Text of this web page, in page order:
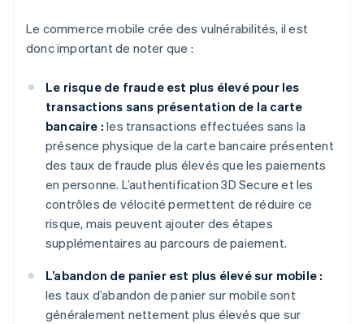
Le commerce mobile crée des vulnérabilités, il est
donc important de noter que :
Le risque de fraude est plus élevé pour les
transactions sans présentation de la carte
bancaire : les transactions effectuées sans la
présence physique de la carte bancaire présentent
des taux de fraude plus élevés que les paiements
en personne. L’authentification 3D Secure et les
contrôles de vélocité permettent de réduire ce
risque, mais peuvent ajouter des étapes
supplémentaires au parcours de paiement.
L’abandon de panier est plus élevé sur mobile :
les taux d’abandon de panier sur mobile sont
généralement nettement plus élevés que sur